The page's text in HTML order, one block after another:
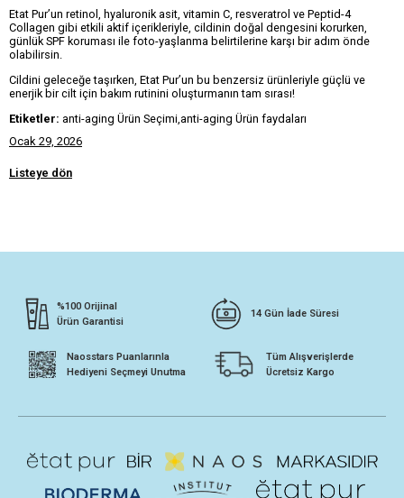
Etat Pur’un retinol, hyaluronik asit, vitamin C, resveratrol ve Peptid-4
Collagen gibi etkili aktif içerikleriyle, cildinin doğal dengesini korurken,
günlük SPF koruması ile foto-yaşlanma belirtilerine karşı bir adım önde
olabilirsin.
Cildini geleceğe taşırken, Etat Pur’un bu benzersiz ürünleriyle güçlü ve
enerjik bir cilt için bakım rutinini oluşturmanın tam sırası!
Etiketler: anti-aging Ürün Seçimi,anti-aging Ürün faydaları
Ocak 29, 2026
Listeye dön
%100 Orijinal
Ürün Garantisi
14 Gün İade Süresi
Naosstars Puanlarınla
Hediyeni Seçmeyi Unutma
Tüm Alışverişlerde
Ücretsiz Kargo